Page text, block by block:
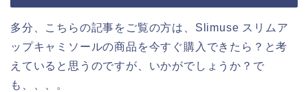
多分、こちらの記事をご覧の方は、Slimuse スリムア
ップキャミソールの商品を今すぐ購入できたら？と考
えていると思うのですが、いかがでしょうか？で
も、、、。